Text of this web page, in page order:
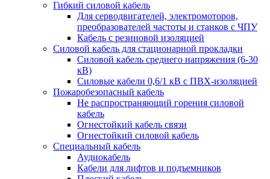
Гибкий силовой кабель
Для серводвигателей, электромоторов,
преобразователей частоты и станков с ЧПУ
Кабель с резиновой изоляцией
Силовой кабель для стационарной прокладки
Силовой кабель среднего напряжения (6-30
кВ)
Силовые кабели 0,6/1 кВ с ПВХ-изоляцией
Пожаробезопасный кабель
Не распространяющий горения силовой
кабель
Огнестойкий кабель связи
Огнестойкий силовой кабель
Специальный кабель
Аудиокабель
Кабели для лифтов и подъемников